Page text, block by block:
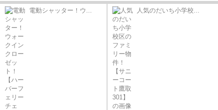
電動シャッター！ウ... 人気のだいち小学校...